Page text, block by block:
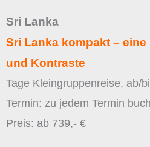
Sri Lanka
Sri Lanka kompakt – eine
und Kontraste
Tage Kleingruppenreise, ab/
Termin: zu jedem Termin
Preis: ab 739,- €